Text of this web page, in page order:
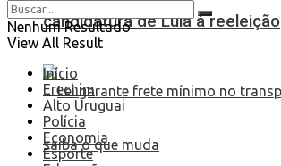
candidatura de Lula à reeleição
Nenhum Resultado
View All Result
Início
Erechim
Alto Uruguai
Polícia
Economia
Esporte